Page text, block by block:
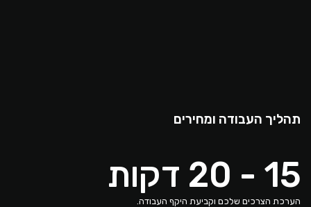
תהליך העבודה ומחירים
15 - 20 דקות
הערכת הצרכים שלכם וקביעת היקף העבודה.